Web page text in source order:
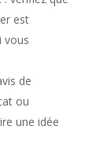
est
vous
de
ou
une idée